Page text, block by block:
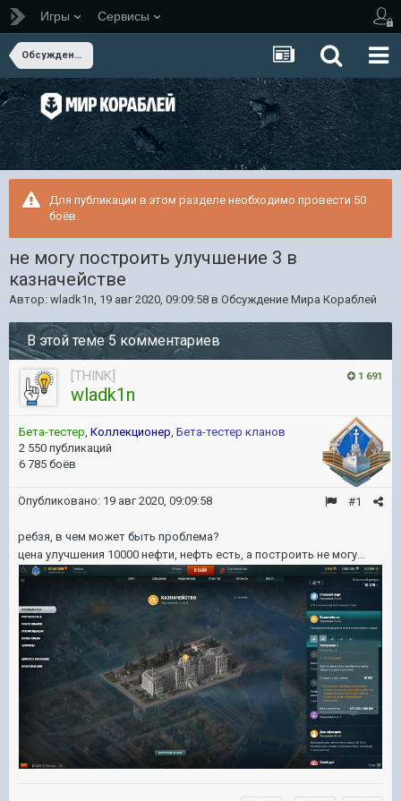
Игры Сервисы
Обсуждение Мира Кораблей
Для публикации в этом разделе необходимо провести 50
боёв.
не могу построить улучшение 3 в
казначействе
Автор: wladk1n, 19 авг 2020, 09:09:58 в Обсуждение Мира Кораблей
В этой теме 5 комментариев
1 691
[THINK]
wladk1n
Бета-тестер, Коллекционер, Бета-тестер кланов
2 550 публикаций
6 785 боёв
#1
Опубликовано: 19 авг 2020, 09:09:58
ребзя, в чем может быть проблема?
цена улучшения 10000 нефти, нефть есть, а построить не могу...